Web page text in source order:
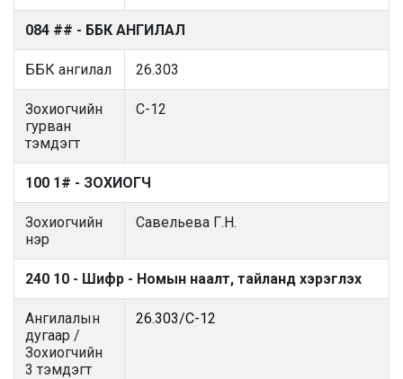
084 ## - ББК АНГИЛАЛ
ББК ангилал 26.303
Зохиогчийн
гурван
тэмдэгт
С-12
100 1# - ЗОХИОГЧ
Зохиогчийн
нэр
Савельева Г.Н.
240 10 - Шифр - Номын наалт, тайланд хэрэглэх
Ангилалын
дугаар /
Зохиогчийн
3 тэмдэгт
26.303/С-12